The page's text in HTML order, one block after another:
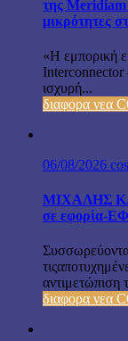
της Meridiam
μικρότητες
«Η εμπορική
Interconnector
ισχυρή...
διαφορα νεα
06/08/2026
ΜΙΧΑΛΗΣ
σε εφορία-
αντιμετώπιση
διαφορα νεα